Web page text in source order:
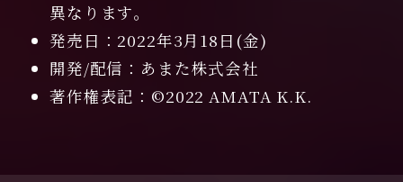
異なります。
発売日：2022年3月18日(金)
開発/配信：あまた株式会社
著作権表記：©2022 AMATA K.K.